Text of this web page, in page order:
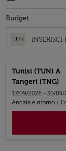
Budget
EUR
Tunisi (TUN) A
Tangeri (TNG)
17/09/2026 - 30/09/
Andata e ritorno /